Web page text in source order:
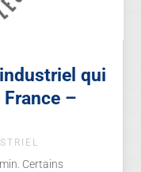
qui
–
Certains